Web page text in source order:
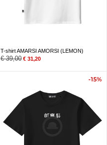
T-shirt AMARSI AMORSI (LEMON)
€39,00 € 31,20
-15%